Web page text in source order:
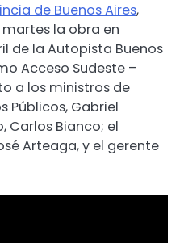
de Buenos Aires,
la obra en
de la Autopista Buenos
Acceso Sudeste –
a los ministros de
Públicos, Gabriel
Carlos Bianco; el
Arteaga, y el gerente